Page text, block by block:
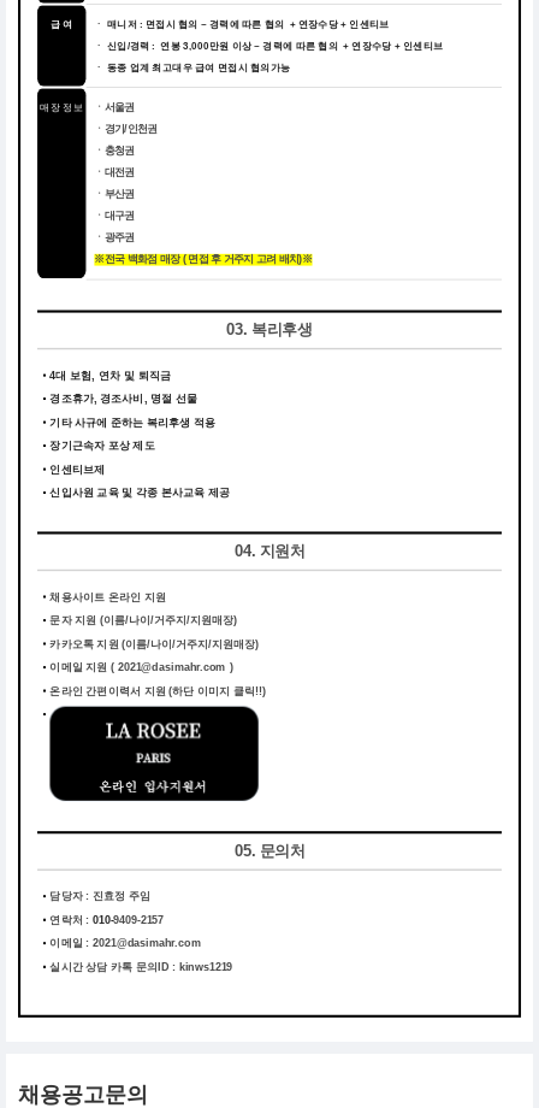
급 여 ㆍ 매니저 : 면접시 협의 ~ 경력에 따른 협의 + 연장수당 + 인센티브
ㆍ 신입/경력 : 연봉 3,000만원 이상 ~ 경력에 따른 협의 + 연장수당 + 인센티브
ㆍ 동종 업계 최고대우 급여 면접시 협의가능
매장 정보
ㆍ서울권
ㆍ경기/인천권
ㆍ충청권
ㆍ대전권
ㆍ부산권
ㆍ대구권
ㆍ광주권
※전국 백화점 매장 ( 면접 후 거주지 고려 배치)※
03. 복리후생
4대 보험, 연차 및 퇴직금
경조휴가, 경조사비, 명절 선물
기타 사규에 준하는 복리후생 적용
장기근속자 포상 제도
인센티브제
신입사원 교육 및 각종 본사교육 제공
04. 지원처
채용사이트 온라인 지원
문자 지원 (이름/나이/거주지/지원매장)
카카오톡 지원 (이름/나이/거주지/지원매장)
이메일 지원 ( 2021@dasimahr.com )
온라인 간편이력서 지원 (하단 이미지 클릭!!)
05. 문의처
담당자 : 진효정 주임
연락처 :010-9409-2157
이메일 :2021@dasimahr.com
실시간 상담 카톡 문의ID : kinws1219
채용공고문의